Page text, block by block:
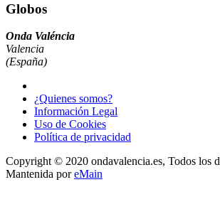
Globos
Onda Valéncia
Valencia
(España)
¿Quienes somos?
Información Legal
Uso de Cookies
Política de privacidad
Copyright © 2020 ondavalencia.es, Todos los
Mantenida poreMain